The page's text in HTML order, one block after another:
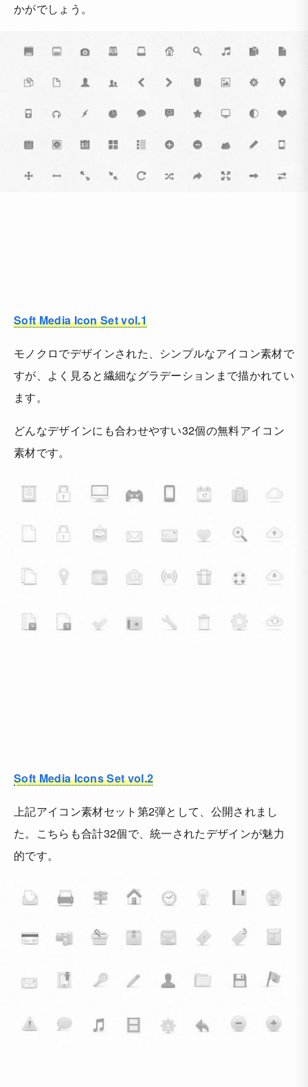
かがでしょう。
Soft Media Icon Set vol.1
モノクロでデザインされた、シンプルなアイコン素材で
すが、よく見ると繊細なグラデーションまで描かれてい
ます。
どんなデザインにも合わせやすい32個の無料アイコン
素材です。
Soft Media Icons Set vol.2
上記アイコン素材セット第2弾として、公開されまし
た。こちらも合計32個で、統一されたデザインが魅力
的です。